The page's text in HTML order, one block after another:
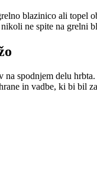
blazinico ali
ne spite na grelni
spodnjem delu
in vadbe, ki bi bil